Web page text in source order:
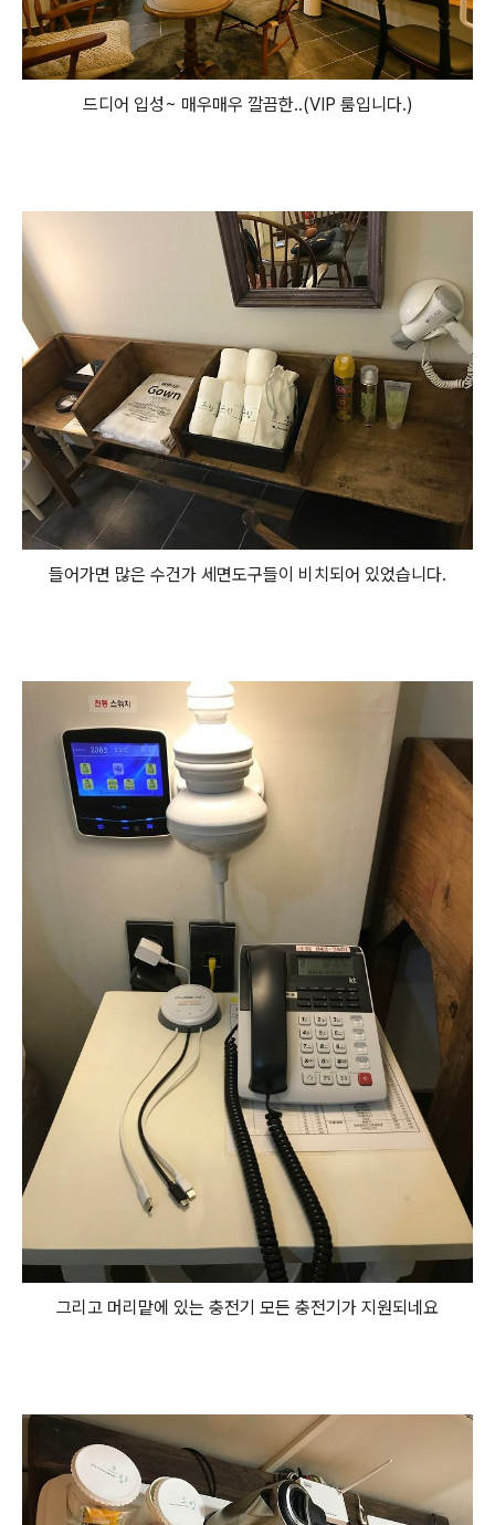
드디어 입성~ 매우매우 깔끔한..(VIP 룸입니다.)
들어가면 많은 수건가 세면도구들이 비치되어 있었습니다.
그리고 머리맡에 있는 충전기 모든 충전기가 지원되네요